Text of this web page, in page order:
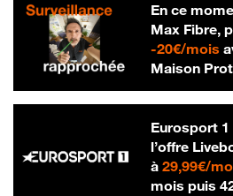
En ce
Max Fibre,
-20€/mois
Maison
Eurosport
l’offre
à 29,99€/
mois puis